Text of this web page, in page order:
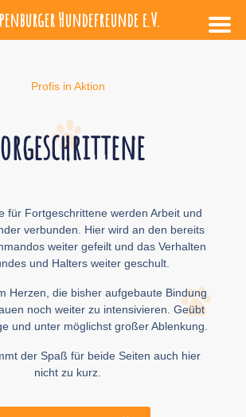
Profis in Aktion
für Fortgeschrittene werden Arbeit und
verbunden. Hier wird an den bereits
weiter gefeilt und das Verhalten
und Halters weiter geschult.
Herzen, die bisher aufgebaute Bindung
noch weiter zu intensivieren. Geübt
und unter möglichst großer Ablenkung.
der Spaß für beide Seiten auch hier
nicht zu kurz.
Hundefreunde e.V.